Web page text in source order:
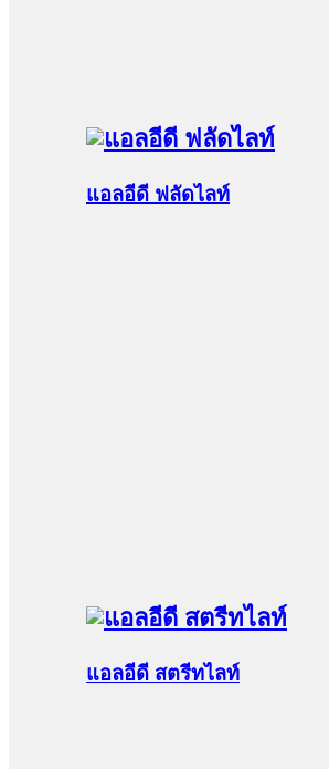
แอลอีดี ฟลัดไลท์
แอลอีดี สตรีทไลท์